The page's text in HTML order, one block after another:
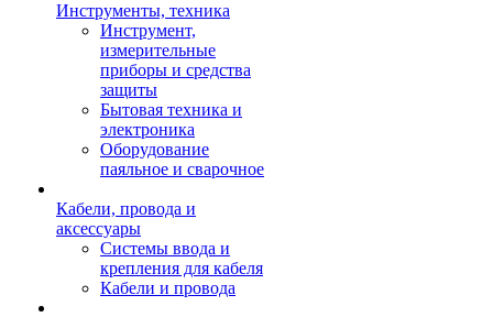
Инструменты, техника
Инструмент,
измерительные
приборы и средства
защиты
Бытовая техника и
электроника
Оборудование
паяльное и сварочное
Кабели, провода и
аксессуары
Системы ввода и
крепления для кабеля
Кабели и провода